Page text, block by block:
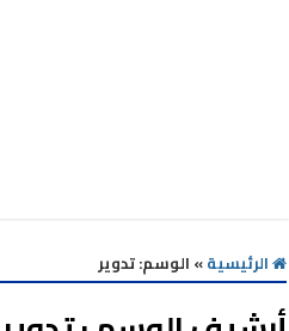
الرئيسية» الوسم:تدوير